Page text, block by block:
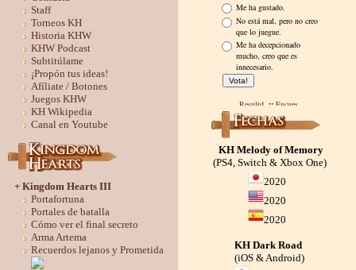
Staff
Torneos KH
Historia KHW
KHW Podcast
Subtitúlame
¡Propón tus ideas!
Afíliate / Botones
Juegos KHW
KH Wikipedia
Canal en Youtube
+ Kingdom Hearts III
Portafortuna
Portales de batalla
Cómo ver el final secreto
Arma Artema
Recuerdos lejanos y Prometida
KH Melody of Memory
(PS4, Switch & Xbox One)
2020
2020
2020
KH Dark Road
(iOS & Android)